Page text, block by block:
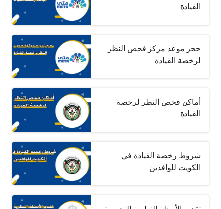
القيادة
حجز موعد مركز فحص النظر
لرخصة القيادة
أماكن فحص النظر لرخصة
القيادة
شروط رخصة القيادة في
الكويت للوافدين